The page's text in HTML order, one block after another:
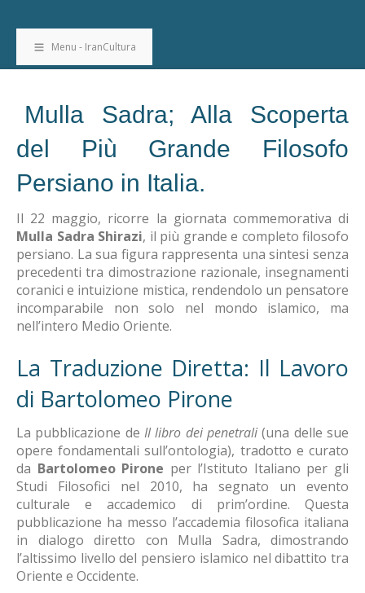
Menu - IranCultura
Mulla Sadra; Alla Scoperta
del Più Grande Filosofo
Persiano in Italia.
Il 22 maggio, ricorre la giornata commemorativa di
Mulla Sadra Shirazi, il più grande e completo filosofo
persiano. La sua figura rappresenta una sintesi senza
precedenti tra dimostrazione razionale, insegnamenti
coranici e intuizione mistica, rendendolo un pensatore
incomparabile non solo nel mondo islamico, ma
nell’intero Medio Oriente.
La Traduzione Diretta: Il Lavoro
di Bartolomeo Pirone
La pubblicazione de Il libro dei penetrali (una delle sue
opere fondamentali sull’ontologia), tradotto e curato
da Bartolomeo Pirone per l’Istituto Italiano per gli
Studi Filosofici nel 2010, ha segnato un evento
culturale e accademico di prim’ordine. Questa
pubblicazione ha messo l’accademia filosofica italiana
in dialogo diretto con Mulla Sadra, dimostrando
l’altissimo livello del pensiero islamico nel dibattito tra
Oriente e Occidente.